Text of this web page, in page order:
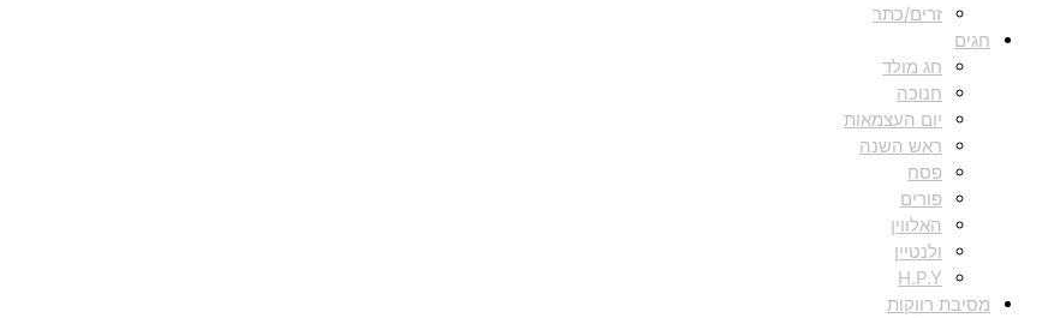
זרים/כתר
חגים
חג מולד
חנוכה
יום העצמאות
ראש השנה
פסח
פורים
האלווין
ולנטיין
H.P.Y
מסיבת רווקות